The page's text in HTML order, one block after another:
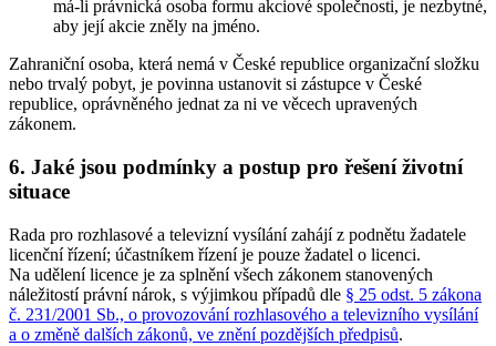
má-li právnická osoba formu akciové společnosti, je nezbytné,
aby její akcie zněly na jméno.
Zahraniční osoba, která nemá v České republice organizační složku
nebo trvalý pobyt, je povinna ustanovit si zástupce v České
republice, oprávněného jednat za ni ve věcech upravených
zákonem.
6. Jaké jsou podmínky a postup pro řešení životní
situace
Rada pro rozhlasové a televizní vysílání zahájí z podnětu žadatele
licenční řízení; účastníkem řízení je pouze žadatel o licenci.
Na udělení licence je za splnění všech zákonem stanovených
náležitostí právní nárok, s výjimkou případů dle § 25 odst. 5 zákona
č. 231/2001 Sb., o provozování rozhlasového a televizního vysílání
a o změně dalších zákonů, ve znění pozdějších předpisů.